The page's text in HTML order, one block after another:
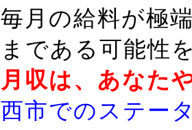
毎月の給料が極
まである可能性
月収は、あなた
西市でのステー